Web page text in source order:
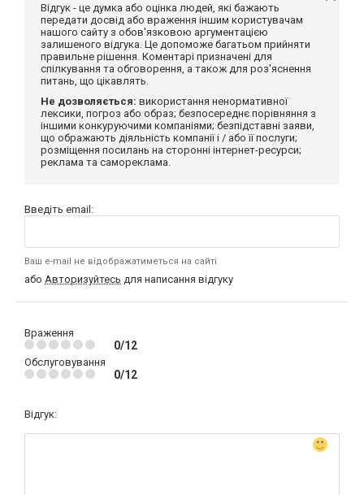
Відгук - це думка або оцінка людей, які бажають
передати досвід або враження іншим користувачам
нашого сайту з обов'язковою аргументацією
залишеного відгука. Це допоможе багатьом прийняти
правильне рішення. Коментарі призначені для
спілкування та обговорення, а також для роз'яснення
питань, що цікавлять.
Не дозволяється: використання ненормативної
лексики, погроз або образ; безпосереднє порівняння з
іншими конкуруючими компаніями; безпідставні заяви,
що ображають діяльність компанії і / або її послуги;
розміщення посилань на сторонні інтернет-ресурси;
реклама та самореклама.
Введіть email:
Ваш e-mail не відображатиметься на сайті
або Авторизуйтесь для написання відгуку
Враження
0/12
Обслуговування
0/12
Відгук: